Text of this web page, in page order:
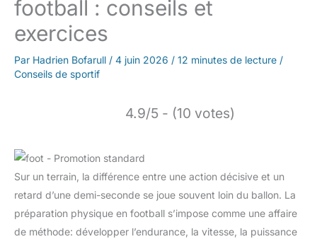
football : conseils et
exercices
Par Hadrien Bofarull / 4 juin 2026 / 12 minutes de lecture /
Conseils de sportif
4.9/5 - (10 votes)
Sur un terrain, la différence entre une action décisive et un
retard d’une demi-seconde se joue souvent loin du ballon. La
préparation physique en football s’impose comme une affaire
de méthode: développer l’endurance, la vitesse, la puissance